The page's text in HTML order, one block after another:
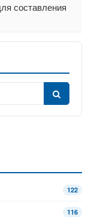
составления
122
116